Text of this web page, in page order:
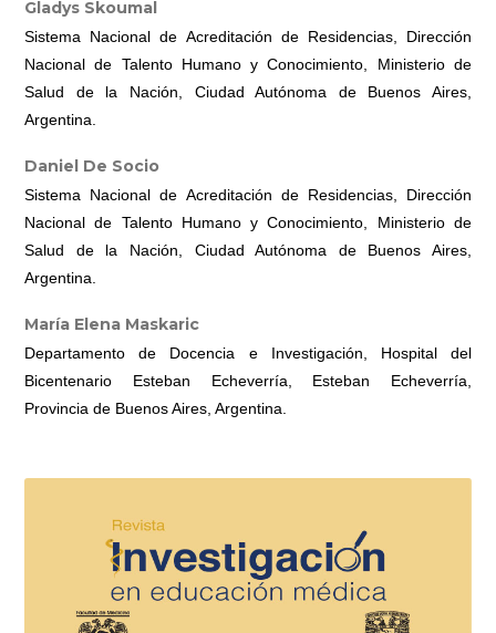
Gladys Skoumal
Sistema Nacional de Acreditación de Residencias, Dirección
Nacional de Talento Humano y Conocimiento, Ministerio de
Salud de la Nación, Ciudad Autónoma de Buenos Aires,
Argentina.
Daniel De Socio
Sistema Nacional de Acreditación de Residencias, Dirección
Nacional de Talento Humano y Conocimiento, Ministerio de
Salud de la Nación, Ciudad Autónoma de Buenos Aires,
Argentina.
María Elena Maskaric
Departamento de Docencia e Investigación, Hospital del
Bicentenario Esteban Echeverría, Esteban Echeverría,
Provincia de Buenos Aires, Argentina.